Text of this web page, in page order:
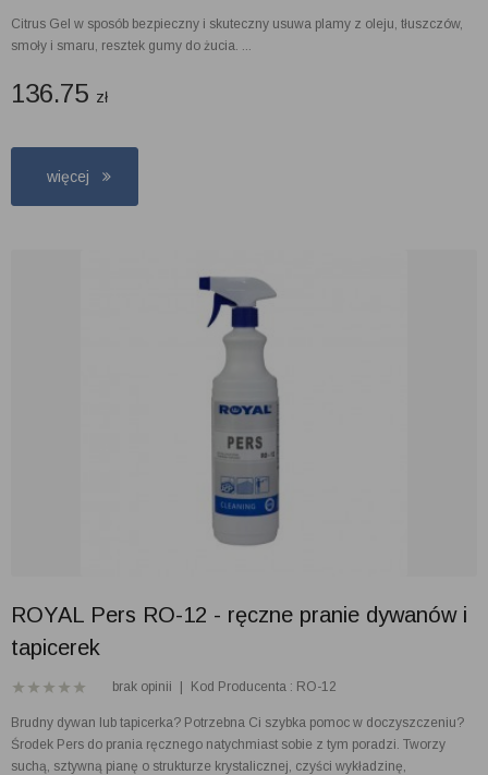
Citrus Gel w sposób bezpieczny i skuteczny usuwa plamy z oleju, tłuszczów,
smoły i smaru, resztek gumy do żucia. ...
136.75 zł
więcej
ROYAL Pers RO-12 - ręczne pranie dywanów i
tapicerek
brak opinii Kod Producenta : RO-12
Brudny dywan lub tapicerka? Potrzebna Ci szybka pomoc w doczyszczeniu?
Środek Pers do prania ręcznego natychmiast sobie z tym poradzi. Tworzy
suchą, sztywną pianę o strukturze krystalicznej, czyści wykładzinę,